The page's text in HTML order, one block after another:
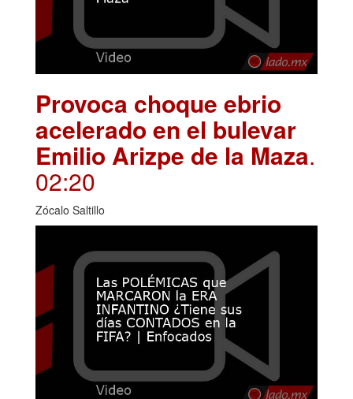
Provoca choque ebrio
acelerado en el bulevar
Emilio Arizpe de la Maza.
02:20
Zócalo Saltillo